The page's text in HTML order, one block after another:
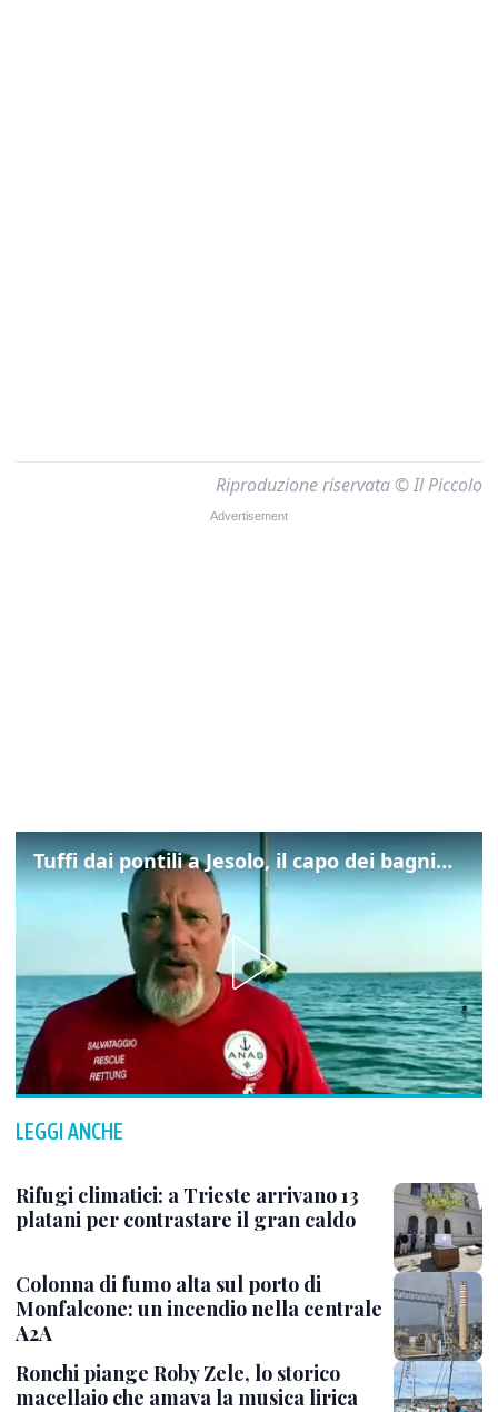
Riproduzione riservata © Il Piccolo
Tuffi dai pontili a Jesolo, il capo dei bagnini: "L'impegno di tutti per evitare altre tragedie"
LEGGI ANCHE
Rifugi climatici: a Trieste arrivano 13
platani per contrastare il gran caldo
Colonna di fumo alta sul porto di
Monfalcone: un incendio nella centrale
A2A
Ronchi piange Roby Zele, lo storico
macellaio che amava la musica lirica